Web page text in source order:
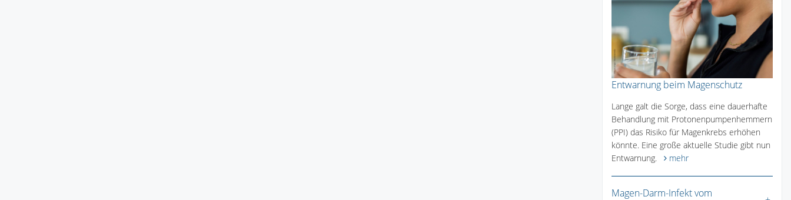
Entwarnung beim Magenschutz
Lange galt die Sorge, dass eine dauerhafte
Behandlung mit Protonenpumpenhemmern
(PPI) das Risiko für Magenkrebs erhöhen
könnte. Eine große aktuelle Studie gibt nun
Entwarnung.
mehr
Magen-Darm-Infekt vom